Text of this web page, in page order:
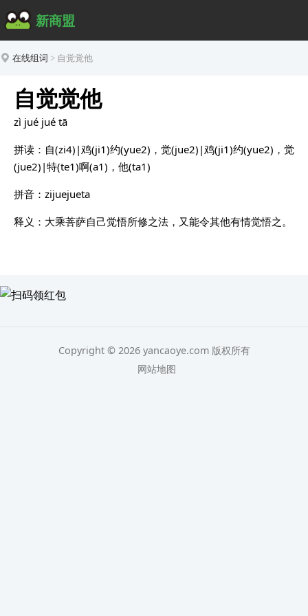
新商盟
在线组词 > 自觉觉他
自觉觉他
zì jué jué tā
拼读：自(zi4)|鸡(ji1)约(yue2)，觉(jue2)|鸡(ji1)约(yue2)，觉
(jue2)|特(te1)啊(a1)，他(ta1)
拼音：zijuejueta
释义：大乘菩萨自己觉悟所修之法，又能令其他有情觉悟之。
Copyright © 2026 yancaoye.com 版权所有
网站地图